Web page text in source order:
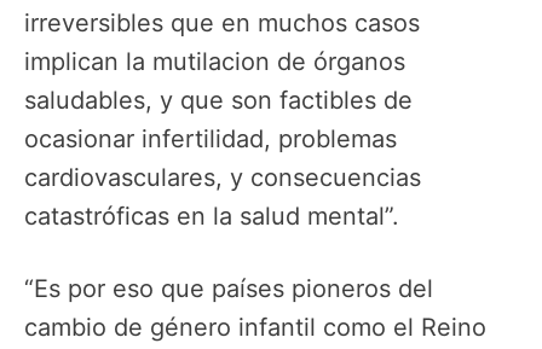
irreversibles que en muchos casos
implican la mutilacion de órganos
saludables, y que son factibles de
ocasionar infertilidad, problemas
cardiovasculares, y consecuencias
catastróficas en la salud mental”.
“Es por eso que países pioneros del
cambio de género infantil como el Reino